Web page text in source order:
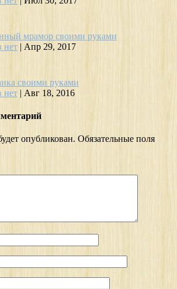
мрамор своими руками
нет | Апр 29, 2017
своими руками
нет | Авг 18, 2016
опубликован. Обязательные поля